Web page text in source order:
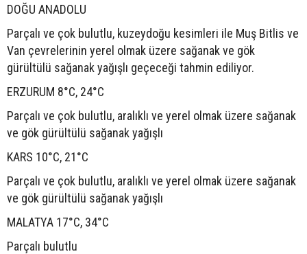
DOĞU ANADOLU
Parçalı ve çok bulutlu, kuzeydoğu kesimleri ile Muş Bitlis ve
Van çevrelerinin yerel olmak üzere sağanak ve gök
gürültülü sağanak yağışlı geçeceği tahmin ediliyor.
ERZURUM 8°C, 24°C
Parçalı ve çok bulutlu, aralıklı ve yerel olmak üzere sağanak
ve gök gürültülü sağanak yağışlı
KARS 10°C, 21°C
Parçalı ve çok bulutlu, aralıklı ve yerel olmak üzere sağanak
ve gök gürültülü sağanak yağışlı
MALATYA 17°C, 34°C
Parçalı bulutlu